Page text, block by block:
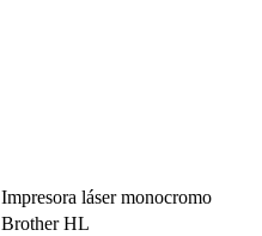
Impresora láser monocromo
Brother HL